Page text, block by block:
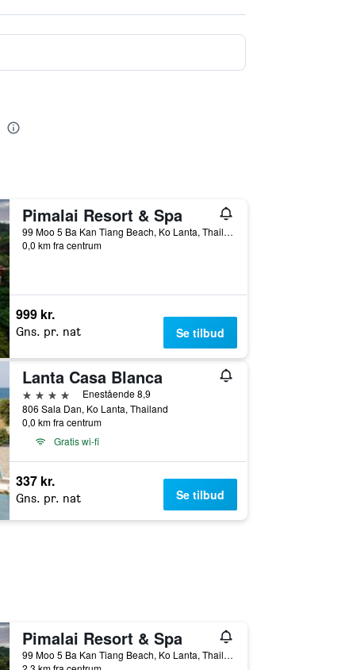
Pimalai Resort & Spa
99 Moo 5 Ba Kan Tiang Beach, Ko Lanta, Thailand
0,0 km fra centrum
999 kr.
Gns. pr. nat Se tilbud
Lanta Casa Blanca
4 stjerner
Enestående 8,9
806 Sala Dan, Ko Lanta, Thailand
0,0 km fra centrum
Gratis wi-fi
337 kr.
Gns. pr. nat Se tilbud
Pimalai Resort & Spa
99 Moo 5 Ba Kan Tiang Beach, Ko Lanta, Thailand